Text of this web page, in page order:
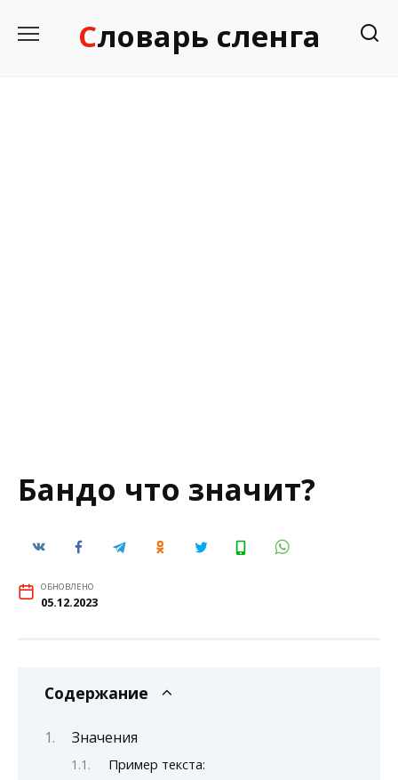
Словарь сленга
Бандо что значит?
ОБНОВЛЕНО
05.12.2023
Содержание
Значения
Пример текста: